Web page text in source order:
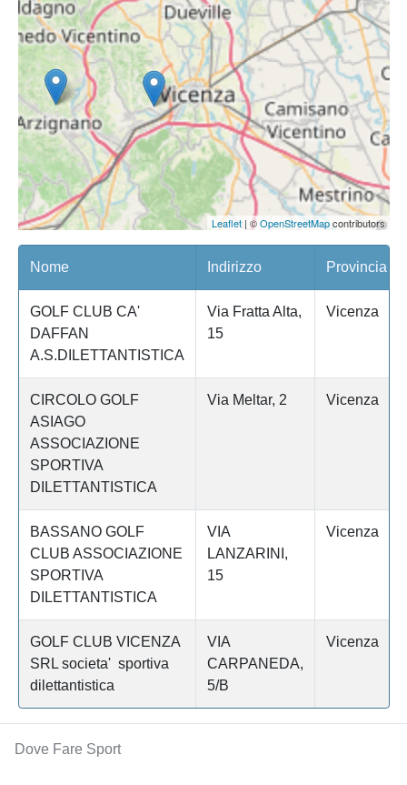
Leaflet| ©OpenStreetMapcontributors
Nome Indirizzo Provincia
GOLF CLUB CA'
DAFFAN
A.S.DILETTANTISTICA
Via Fratta Alta,
15
Vicenza
CIRCOLO GOLF
ASIAGO
ASSOCIAZIONE
SPORTIVA
DILETTANTISTICA
Via Meltar, 2 Vicenza
BASSANO GOLF
CLUB ASSOCIAZIONE
SPORTIVA
DILETTANTISTICA
VIA
LANZARINI,
15
Vicenza
GOLF CLUB VICENZA
SRL societa' sportiva
dilettantistica
VIA
CARPANEDA,
5/B
Vicenza
Dove Fare Sport